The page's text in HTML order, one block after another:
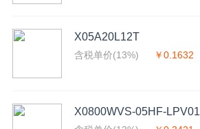
X05A20L12T
含税单价(13%) ￥0.1632
X0800WVS-05HF-LPV01